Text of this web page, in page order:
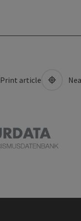
Print article